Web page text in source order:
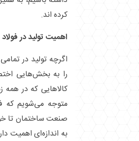
کرده اند.
اهمیت تولید در فولاد
اگرچه تولید در
را به بخش‌هایی
کالا‌هایی که در همه
متوجه می‌شویم که
صنعت ساختمان تا
به اندازه‌ای اهمیت